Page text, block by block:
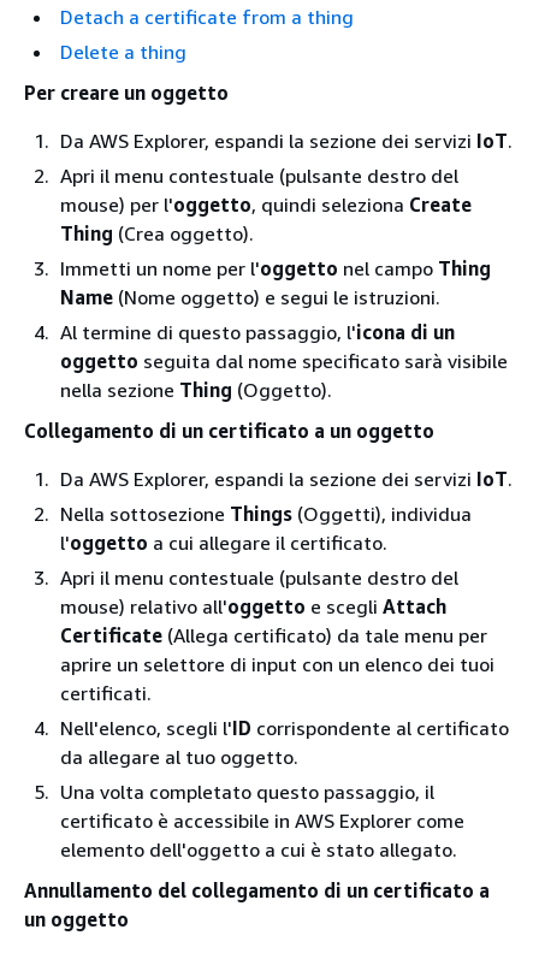
Detach a certificate from a thing
Delete a thing
Per creare un oggetto
Da AWS Explorer, espandi la sezione dei servizi IoT.
Apri il menu contestuale (pulsante destro del
mouse) per l'oggetto, quindi seleziona Create
Thing (Crea oggetto).
Immetti un nome per l'oggetto nel campo Thing
Name (Nome oggetto) e segui le istruzioni.
Al termine di questo passaggio, l'icona di un
oggetto seguita dal nome specificato sarà visibile
nella sezione Thing (Oggetto).
Collegamento di un certificato a un oggetto
Da AWS Explorer, espandi la sezione dei servizi IoT.
Nella sottosezione Things (Oggetti), individua
l'oggetto a cui allegare il certificato.
Apri il menu contestuale (pulsante destro del
mouse) relativo all'oggetto e scegli Attach
Certificate (Allega certificato) da tale menu per
aprire un selettore di input con un elenco dei tuoi
certificati.
Nell'elenco, scegli l'ID corrispondente al certificato
da allegare al tuo oggetto.
Una volta completato questo passaggio, il
certificato è accessibile in AWS Explorer come
elemento dell'oggetto a cui è stato allegato.
Annullamento del collegamento di un certificato a
un oggetto